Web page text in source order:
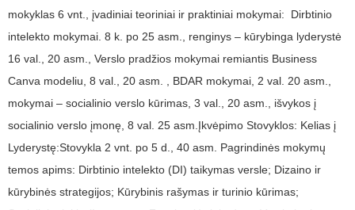
mokyklas 6 vnt., įvadiniai teoriniai ir praktiniai mokymai: Dirbtinio
intelekto mokymai. 8 k. po 25 asm., renginys – kūrybinga lyderystė
16 val., 20 asm., Verslo pradžios mokymai remiantis Business
Canva modeliu, 8 val., 20 asm. , BDAR mokymai, 2 val. 20 asm.,
mokymai – socialinio verslo kūrimas, 3 val., 20 asm., išvykos į
socialinio verslo įmonę, 8 val. 25 asm.Įkvėpimo Stovyklos: Kelias į
Lyderystę:Stovykla 2 vnt. po 5 d., 40 asm. Pagrindinės mokymų
temos apims: Dirbtinio intelekto (DI) taikymas versle; Dizaino ir
kūrybinės strategijos; Kūrybinis rašymas ir turinio kūrimas;